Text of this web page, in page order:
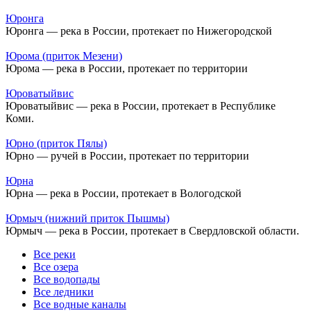
Юронга
Юронга — река в России, протекает по Нижегородской
Юрома (приток Мезени)
Юрома — река в России, протекает по территории
Юроватыйвис
Юроватыйвис — река в России, протекает в Республике
Коми.
Юрно (приток Пялы)
Юрно — ручей в России, протекает по территории
Юрна
Юрна — река в России, протекает в Вологодской
Юрмыч (нижний приток Пышмы)
Юрмыч — река в России, протекает в Свердловской области.
Все реки
Все озера
Все водопады
Все ледники
Все водные каналы